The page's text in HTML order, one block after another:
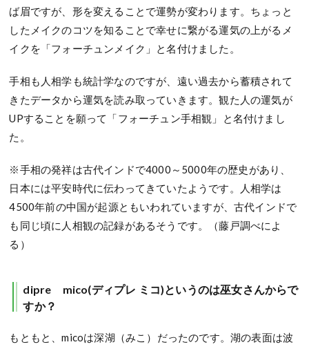
ば眉ですが、形を変えることで運勢が変わります。ちょっと
したメイクのコツを知ることで幸せに繋がる運気の上がるメ
イクを「フォーチュンメイク」と名付けました。
手相も人相学も統計学なのですが、遠い過去から蓄積されて
きたデータから運気を読み取っていきます。観た人の運気が
UPすることを願って「フォーチュン手相観」と名付けまし
た。
※手相の発祥は古代インドで4000～5000年の歴史があり、
日本には平安時代に伝わってきていたようです。人相学は
4500年前の中国が起源ともいわれていますが、古代インドで
も同じ頃に人相観の記録があるそうです。（藤戸調べによ
る）
dipre mico(ディプレ ミコ)というのは巫女さんからで
すか？
もともと、micoは深湖（みこ）だったのです。湖の表面は波